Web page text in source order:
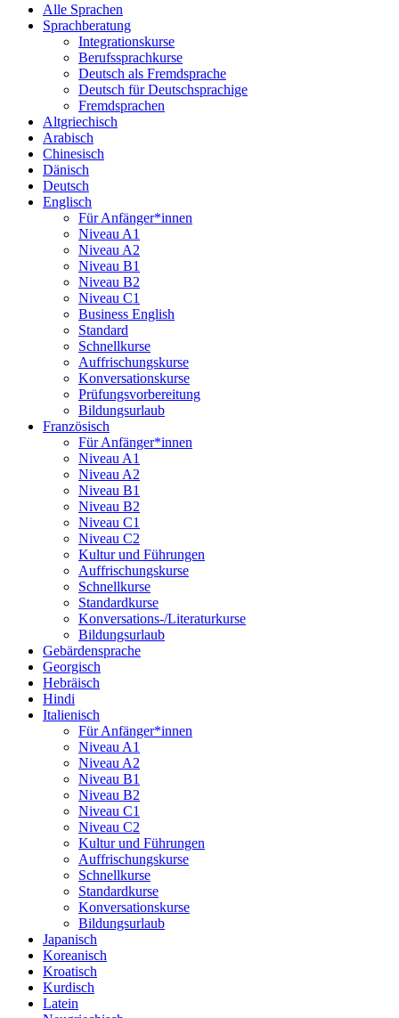
Alle Sprachen
Sprachberatung
Integrationskurse
Berufssprachkurse
Deutsch als Fremdsprache
Deutsch für Deutschsprachige
Fremdsprachen
Altgriechisch
Arabisch
Chinesisch
Dänisch
Deutsch
Englisch
Für Anfänger*innen
Niveau A1
Niveau A2
Niveau B1
Niveau B2
Niveau C1
Business English
Standard
Schnellkurse
Auffrischungskurse
Konversationskurse
Prüfungsvorbereitung
Bildungsurlaub
Französisch
Für Anfänger*innen
Niveau A1
Niveau A2
Niveau B1
Niveau B2
Niveau C1
Niveau C2
Kultur und Führungen
Auffrischungskurse
Schnellkurse
Standardkurse
Konversations-/Literaturkurse
Bildungsurlaub
Gebärdensprache
Georgisch
Hebräisch
Hindi
Italienisch
Für Anfänger*innen
Niveau A1
Niveau A2
Niveau B1
Niveau B2
Niveau C1
Niveau C2
Kultur und Führungen
Auffrischungskurse
Schnellkurse
Standardkurse
Konversationskurse
Bildungsurlaub
Japanisch
Koreanisch
Kroatisch
Kurdisch
Latein